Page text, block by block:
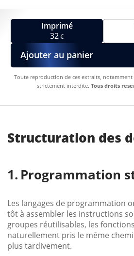
Imprimé
32€
Ajouter au panier
Toute reproduction de ces extraits, notamment
strictement interdite. Tous droits
Structuration des
Programmation
Les langages de programmation
tôt à assembler les instructions
groupes réutilisables, les
naturellement pris le même
plus tardivement.